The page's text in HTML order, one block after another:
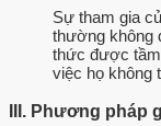
Sự tham gia
thường không
thức được tầm
việc họ không
III. Phương pháp